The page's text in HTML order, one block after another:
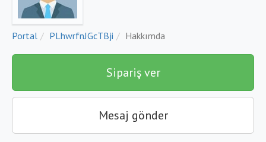
Portal PLhwrfnJGcTBji Hakkımda
Sipariş ver
Mesaj gönder